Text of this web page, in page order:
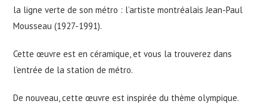
la ligne verte de son métro : l’artiste montréalais Jean-Paul
Mousseau (1927-1991).
Cette œuvre est en céramique, et vous la trouverez dans
l’entrée de la station de métro.
De nouveau, cette œuvre est inspirée du thème olympique.